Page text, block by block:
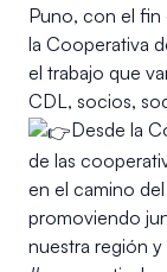
Puno, con el fin
la Cooperativa
el trabajo que
CDL, socios,
Desde la
de las
en el camino
promoviendo
nuestra región y